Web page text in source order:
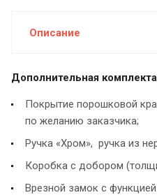
Описание
Дополнительная
Покрытие порошковой
по желанию заказчика;
Ручка «Хром», ручка из
Коробка с добором
Врезной замок с функцией